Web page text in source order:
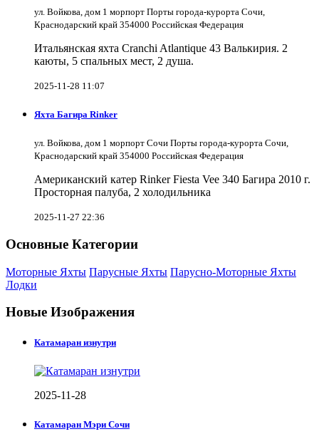
ул. Войкова, дом 1 морпорт Порты города-курорта Сочи,
Краснодарский край 354000 Российская Федерация
Итальянская яхта Cranchi Atlantique 43 Валькирия. 2
каюты, 5 спальных мест, 2 душа.
2025-11-28 11:07
Яхта Багира Rinker
ул. Войкова, дом 1 морпорт Сочи Порты города-курорта Сочи,
Краснодарский край 354000 Российская Федерация
Американский катер Rinker Fiesta Vee 340 Багира 2010 г.
Просторная палуба, 2 холодильника
2025-11-27 22:36
Основные Категории
Моторные Яхты Парусные Яхты Парусно-Моторные Яхты
Лодки
Новые Изображения
Катамаран изнутри
2025-11-28
Катамаран Мэри Сочи